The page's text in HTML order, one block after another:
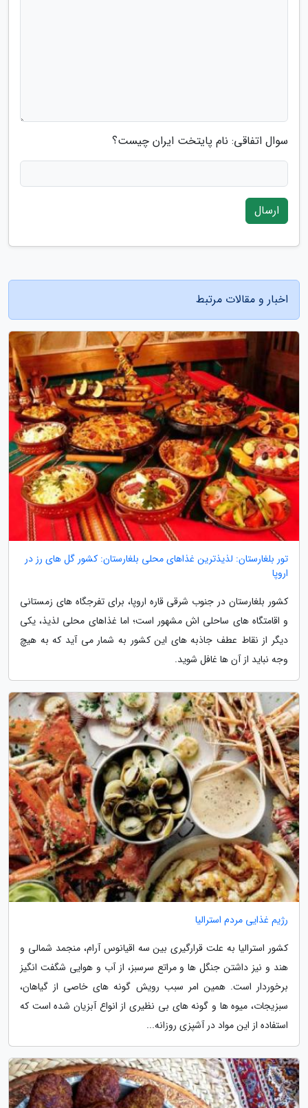
سوال اتفاقی: نام پایتخت ایران چیست؟
ارسال
اخبار و مقالات مرتبط
تور بلغارستان: لذیذترین غذاهای محلی بلغارستان: کشور گل های رز در
اروپا
کشور بلغارستان در جنوب شرقی قاره اروپا، برای تفرجگاه های زمستانی
و اقامتگاه های ساحلی اش مشهور است؛ اما غذاهای محلی لذیذ، یکی
دیگر از نقاط عطف جاذبه های این کشور به شمار می آید که به هیچ
وجه نباید از آن ها غافل شوید.
رژیم غذایی مردم استرالیا
کشور استرالیا به علت قرارگیری بین سه اقیانوس آرام، منجمد شمالی و
هند و نیز داشتن جنگل ها و مراتع سرسبز، از آب و هوایی شگفت انگیز
برخوردار است. همین امر سبب رویش گونه های خاصی از گیاهان،
سبزیجات، میوه ها و گونه های بی نظیری از انواع آبزیان شده است که
استفاده از این مواد در آشپزی روزانه...